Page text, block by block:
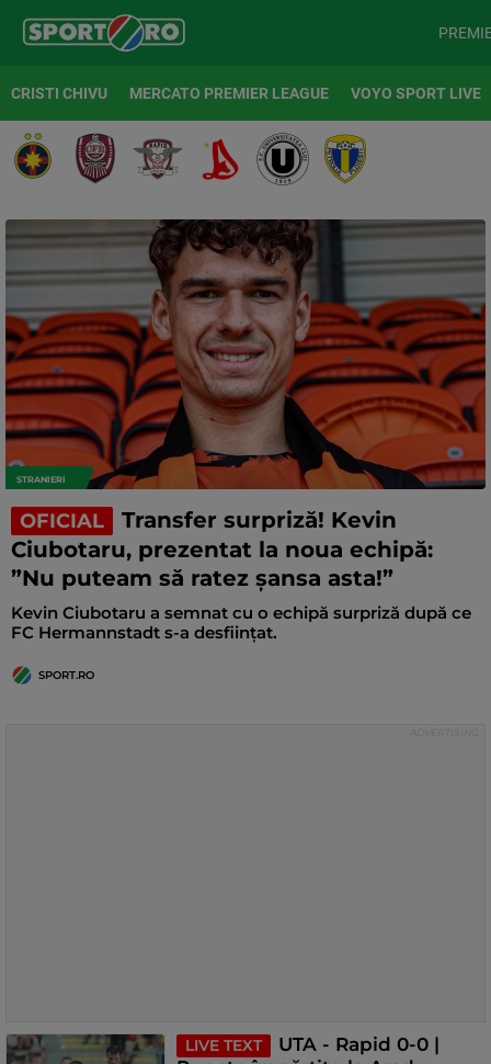
CRISTI CHIVU MERCATO PREMIER LEAGUE VOYO SPORT LIVE
STRANIERI
OFICIAL
Transfer surpriză! Kevin
Ciubotaru, prezentat la noua echipă:
”Nu puteam să ratez șansa asta!”
Kevin Ciubotaru a semnat cu o echipă surpriză după ce
FC Hermannstadt s-a desființat.
SPORT.RO
LIVE TEXT
UTA - Rapid 0-0 |